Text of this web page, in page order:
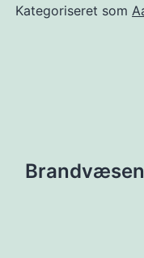
Kategoriseret som